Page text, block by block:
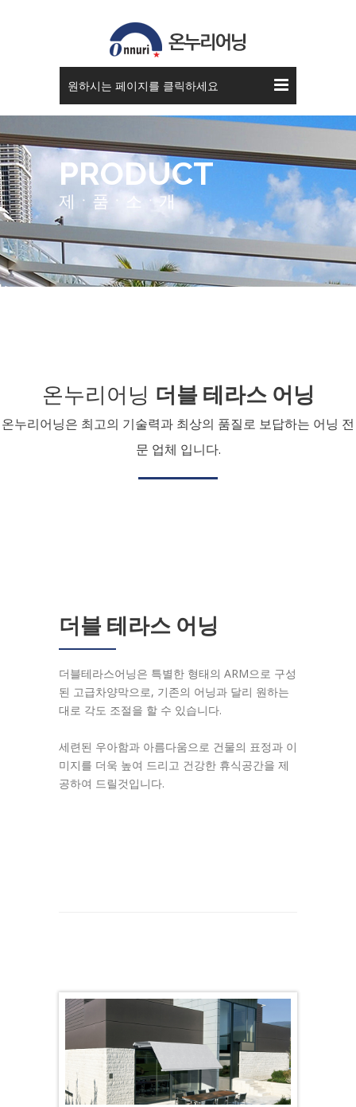
원하시는 페이지를 클릭하세요
PRODUCT
제ㆍ품ㆍ소ㆍ개
온누리어닝 더블 테라스 어닝
온누리어닝은 최고의 기술력과 최상의 품질로 보답하는 어닝 전
문 업체 입니다.
더블 테라스 어닝
더블테라스어닝은 특별한 형태의 ARM으로 구성
된 고급차양막으로, 기존의 어닝과 달리 원하는
대로 각도 조절을 할 수 있습니다.
세련된 우아함과 아름다움으로 건물의 표정과 이
미지를 더욱 높여 드리고 건강한 휴식공간을 제
공하여 드릴것입니다.